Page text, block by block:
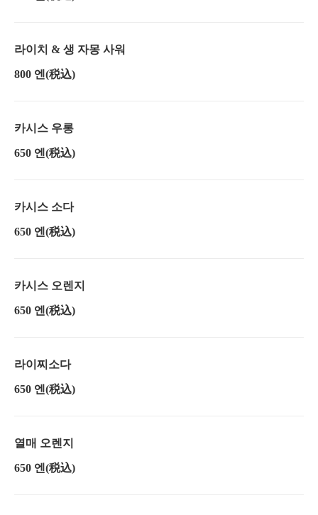
라이치 & 생 자몽 사워
800 엔 (税込)
카시스 우롱
650 엔 (税込)
카시스 소다
650 엔 (税込)
카시스 오렌지
650 엔 (税込)
라이찌소다
650 엔 (税込)
열매 오렌지
650 엔 (税込)